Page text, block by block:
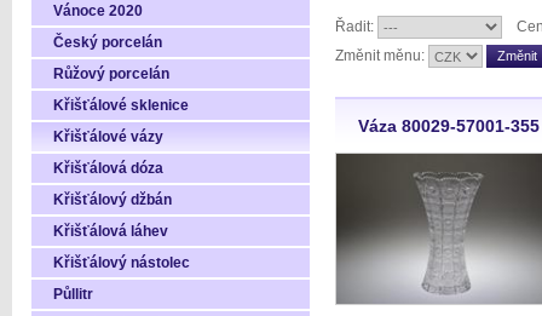
Vánoce 2020
Český porcelán
Růžový porcelán
Křišťálové sklenice
Křišťálové vázy
Křišťálová dóza
Křišťálový džbán
Křišťálová láhev
Křišťálový nástolec
Půllitr
Řadit:
Změnit měnu:
Váza 80029-57001-355